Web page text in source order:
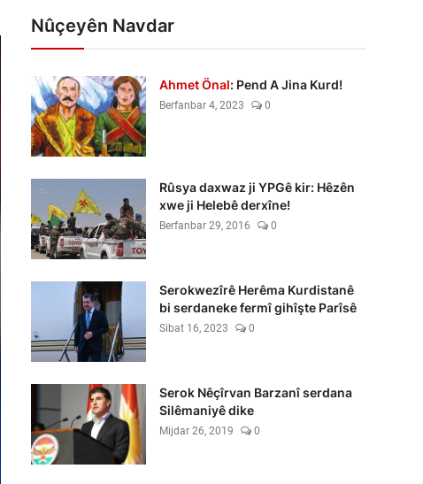
Nûçeyên Navdar
Ahmet Önal: Pend A Jina Kurd!
Berfanbar 4, 2023 0
Rûsya daxwaz ji YPGê kir: Hêzên
xwe ji Helebê derxîne!
Berfanbar 29, 2016 0
Serokwezîrê Herêma Kurdistanê
bi serdaneke fermî gihîşte Parîsê
Sibat 16, 2023 0
Serok Nêçîrvan Barzanî serdana
Silêmaniyê dike
Mijdar 26, 2019 0